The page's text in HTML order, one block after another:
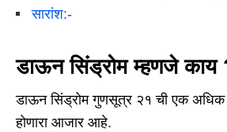
सारांश:-
डाऊन सिंड्रोम म्हणजे काय
डाऊन सिंड्रोम गुणसूत्र २१ ची एक
होणारा आजार आहे.